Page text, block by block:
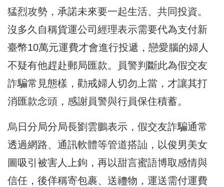
猛烈攻勢，承諾未來要一起生活、 共同投資。
沒多久自稱貨運公司經理表示需要代為支付新
臺幣10萬元運費才會進行投遞，戀愛腦的婦人
不疑有他趕赴郵局匯款。
員警判斷此為假交友
詐騙常見態樣，勸戒婦人切勿上當， 才讓其打
消匯款念頭，感謝員警與行員保住積蓄。
烏日分局分局長劉雲鵬表示，假交友詐騙通常
透過網路、 通訊軟體等管道搭訕，以俊男美女
圖吸引被害人上鉤， 再以甜言蜜語博取感情與
信任，後佯稱寄包裹、送禮物， 運送需付運費